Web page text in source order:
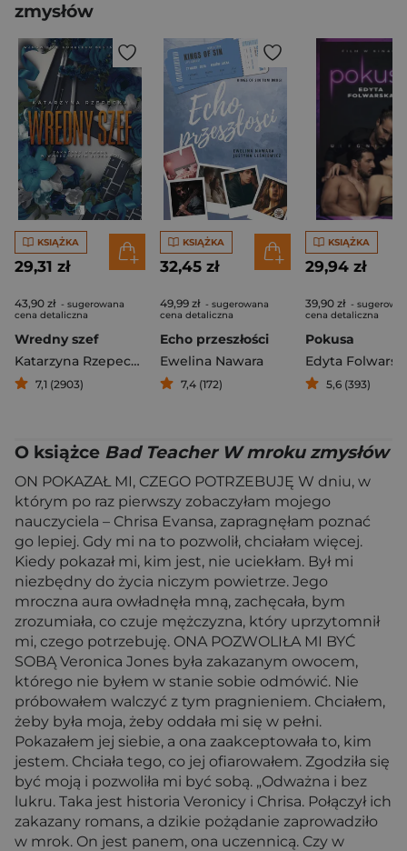
zmysłów
KSIĄŻKA
29,31 zł
43,90 zł - sugerowana
cena detaliczna
Wredny szef
Katarzyna Rzepecka
7,1 (2903)
KSIĄŻKA
32,45 zł
49,99 zł - sugerowana
cena detaliczna
Echo przeszłości
Ewelina Nawara
7,4 (172)
KSIĄŻKA
29,94 zł
39,90 zł -
cena detaliczna
Pokusa
Edyta
5,6 (393)
O książce Bad Teacher W mroku zmysłów
ON POKAZAŁ MI, CZEGO POTRZEBUJĘ W dniu, w
którym po raz pierwszy zobaczyłam mojego
nauczyciela – Chrisa Evansa, zapragnęłam poznać
go lepiej. Gdy mi na to pozwolił, chciałam więcej.
Kiedy pokazał mi, kim jest, nie uciekłam. Był mi
niezbędny do życia niczym powietrze. Jego
mroczna aura owładnęła mną, zachęcała, bym
zrozumiała, co czuje mężczyzna, który uprzytomnił
mi, czego potrzebuję. ONA POZWOLIŁA MI BYĆ
SOBĄ Veronica Jones była zakazanym owocem,
którego nie byłem w stanie sobie odmówić. Nie
próbowałem walczyć z tym pragnieniem. Chciałem,
żeby była moja, żeby oddała mi się w pełni.
Pokazałem jej siebie, a ona zaakceptowała to, kim
jestem. Chciała tego, co jej ofiarowałem. Zgodziła się
być moją i pozwoliła mi być sobą. „Odważna i bez
lukru. Taka jest historia Veronicy i Chrisa. Połączył ich
zakazany romans, a dzikie pożądanie zaprowadziło
w mrok. On jest panem, ona uczennicą. Czy w